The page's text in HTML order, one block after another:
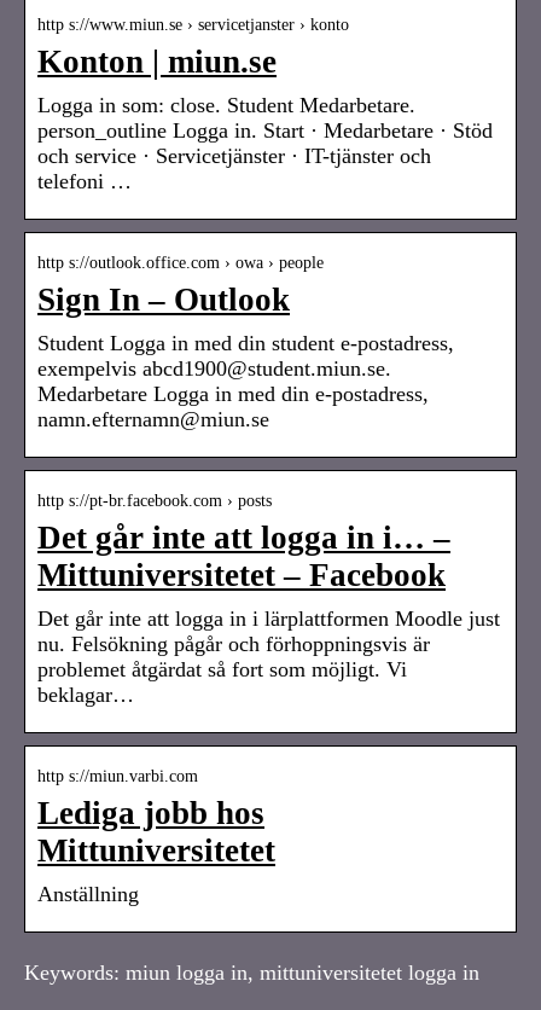
http s://www.miun.se › servicetjanster › konto
Konton | miun.se
Logga in som: close. Student Medarbetare.
person_outline Logga in. Start · Medarbetare · Stöd
och service · Servicetjänster · IT-tjänster och
telefoni …
http s://outlook.office.com › owa › people
Sign In – Outlook
Student Logga in med din student e-postadress,
exempelvis abcd1900@student.miun.se.
Medarbetare Logga in med din e-postadress,
namn.efternamn@miun.se
http s://pt-br.facebook.com › posts
Det går inte att logga in i… –
Mittuniversitetet – Facebook
Det går inte att logga in i lärplattformen Moodle just
nu. Felsökning pågår och förhoppningsvis är
problemet åtgärdat så fort som möjligt. Vi
beklagar…
http s://miun.varbi.com
Lediga jobb hos
Mittuniversitetet
Anställning
Keywords: miun logga in, mittuniversitetet logga in